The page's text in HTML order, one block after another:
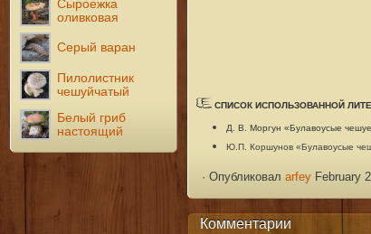
Сыроежка
оливковая
Серый варан
Пилолистник
чешуйчатый
Белый гриб
настоящий
СПИСОК ИСПОЛЬЗОВАННОЙ
Д. В. Моргун «Булавоусые
Ю.П. Коршунов «Булавоусые
· Опубликовалarfey February
Комментарии